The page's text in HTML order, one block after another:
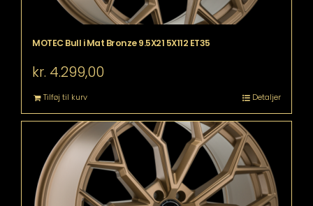
MOTEC Bull i Mat Bronze 9.5X21 5X112 ET35
kr. 4.299,00
Tilføj til kurv Detaljer